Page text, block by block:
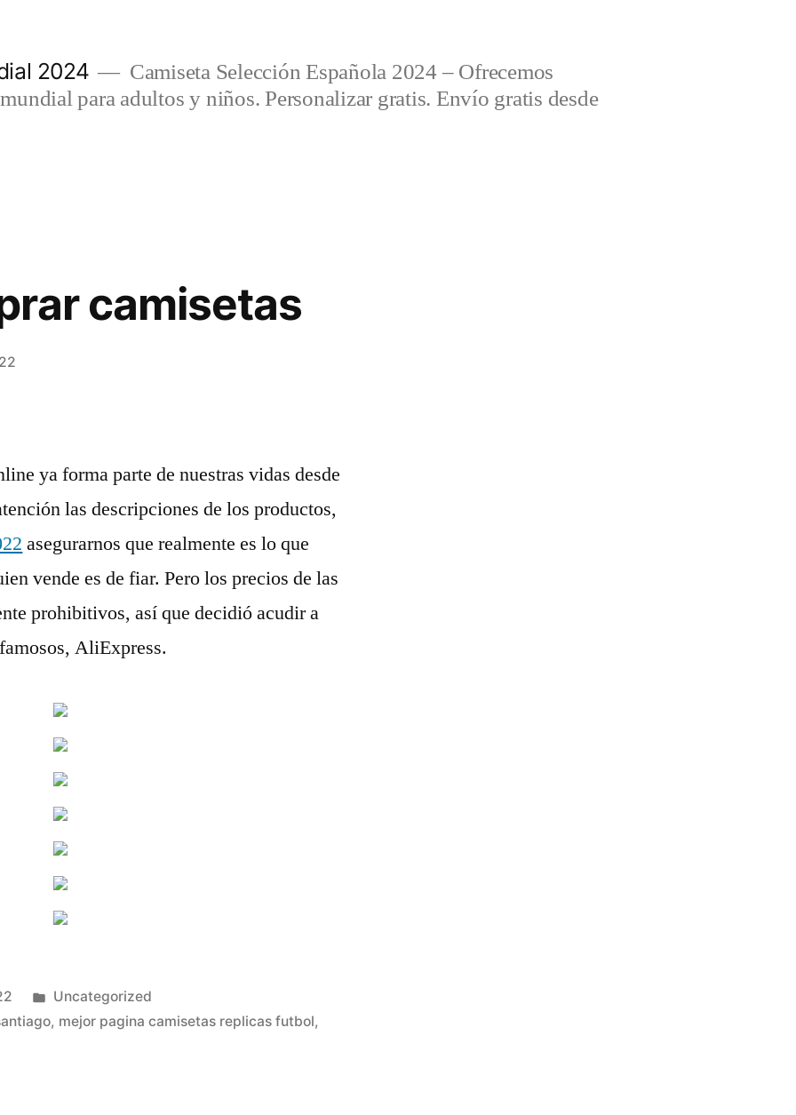
2024
Camiseta Selección Española 2024 – Ofrecemos
para adultos y niños. Personalizar gratis. Envío gratis desde
camisetas
ya forma parte de nuestras vidas desde
las descripciones de los productos,
asegurarnos que realmente es lo que
vende es de fiar. Pero los precios de las
prohibitivos, así que decidió acudir a
AliExpress.
Publicado
en
Uncategorized
, mejor pagina camisetas replicas futbol,